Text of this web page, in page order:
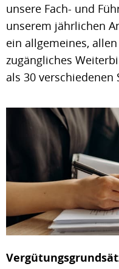
unsere Fach- und
unserem jährlichen
ein allgemeines,
zugängliches
als 30 verschiedenen